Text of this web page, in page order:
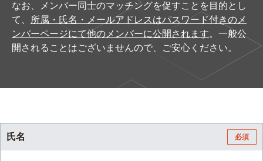
なお、メンバー同士のマッチングを促すことを目的とし
て、
所属・氏名・メールアドレスはパスワード付きのメ
ンバーページにて他のメンバーに公開されます。一般公
開されることはございませんので、ご安心ください。
氏名 必須